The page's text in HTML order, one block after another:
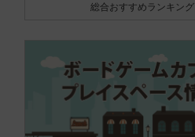
総合おすすめランキング